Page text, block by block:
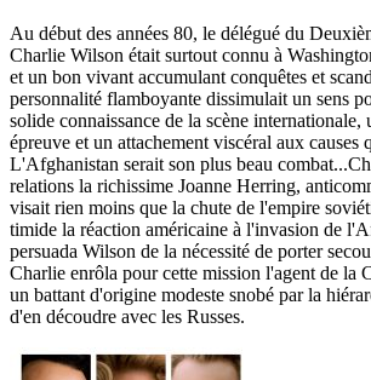
Au début des années 80, le délégué du
Charlie Wilson était surtout connu à
et un bon vivant accumulant conquêtes et
personnalité flamboyante dissimulait un sens
solide connaissance de la scène internationale,
épreuve et un attachement viscéral aux causes
L'Afghanistan serait son plus beau
relations la richissime Joanne Herring,
visait rien moins que la chute de l'empire
timide la réaction américaine à l'invasion de
persuada Wilson de la nécessité de porter
Charlie enrôla pour cette mission l'agent de la
un battant d'origine modeste snobé par la
d'en découdre avec les Russes.